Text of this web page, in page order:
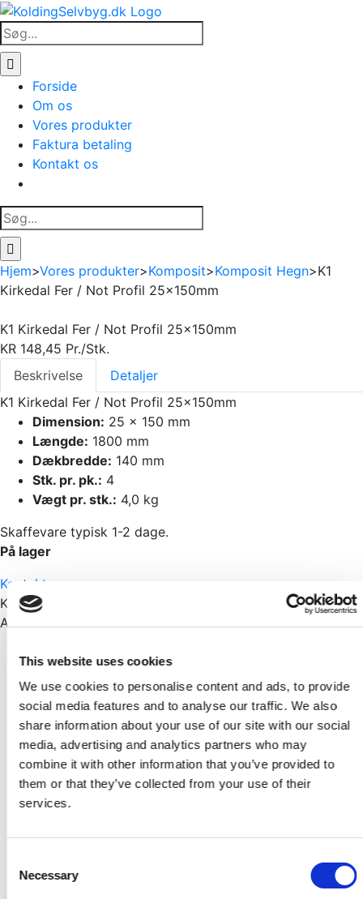
This website uses cookies
We use cookies to personalise content and ads, to provide
social media features and to analyse our traffic. We also
share information about your use of our site with our social
media, advertising and analytics partners who may
combine it with other information that you’ve provided to
them or that they’ve collected from your use of their
services.
Selection
Necessary
Skip
to
content
Søg
efter:
Forside
Om os
Vores produkter
Faktura betaling
Kontakt os
Søg
efter:
Hjem>Vores produkter>Komposit>Komposit Hegn>K1
Kirkedal Fer / Not Profil 25x150mm
K1 Kirkedal Fer / Not Profil 25x150mm
KR 148,45 Pr./Stk.
Beskrivelse
Detaljer
K1 Kirkedal Fer / Not Profil 25x150mm
Dimension: 25 x 150 mm
Længde: 1800 mm
Dækbredde: 140 mm
Stk. pr. pk.: 4
Vægt pr. stk.: 4,0 kg
Skaffevare typisk 1-2 dage.
På lager
Kontakt os
Kategorier:
Andre har også set
Kirkedal Alu Design top/bundskinne Sort
Pr./Sæt.
KR367,35
Skarp pris
Montageclips inkl. skruer "Solid"
Pr./Pk.